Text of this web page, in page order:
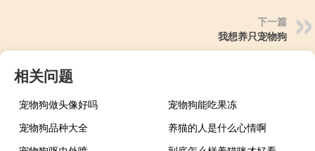
下一篇
我想养只宠物狗
相关问题
宠物狗做头像好吗
宠物狗能吃果冻
宠物狗品种大全
养猫的人是什么心情啊